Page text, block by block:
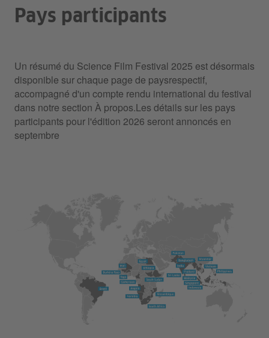
Pays participants
Un résumé du Science Film Festival 2025 est désormais
disponible sur chaque page de paysrespectif,
accompagné d'un compte rendu international du festival
dans notre section À propos.Les détails sur les pays
participants pour l'édition 2026 seront annoncés en
septembre